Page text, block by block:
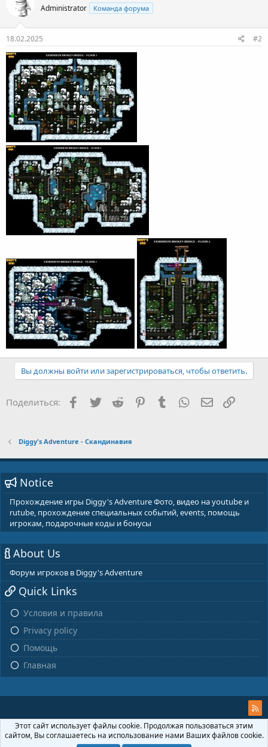
Administrator Команда форума
18.02.2025 #2
Вы должны войти или зарегистрироваться, чтобы ответить.
Поделиться: Facebook
Twitter Reddit PinterestTumblr WhatsApp
E-mail
Diggy's Adventure - Скандинавия
Notice
Прохождение игры Diggy's Adventure Фото, видео на youtube и
rutube, прохождение специальных событий, events, помощь
игрокам, подарочные коды и бонусы
About Us
Форум игроков в Diggy's Adventure
Quick Links
Условия и правила
Privacy policy
Помощь
Главная
Этот сайт использует файлы cookie. Продолжая пользоваться этим
сайтом, Вы соглашаетесь на использование нами Ваших файлов cookie.